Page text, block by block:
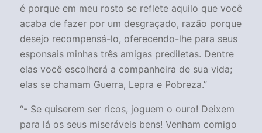
é porque em meu rosto se reflete aquilo que você
acaba de fazer por um desgraçado, razão porque
desejo recompensá-lo, oferecendo-lhe para seus
esponsais minhas três amigas prediletas. Dentre
elas você escolherá a companheira de sua vida;
elas se chamam Guerra, Lepra e Pobreza.”
“- Se quiserem ser ricos, joguem o ouro! Deixem
para lá os seus miseráveis bens! Venham comigo